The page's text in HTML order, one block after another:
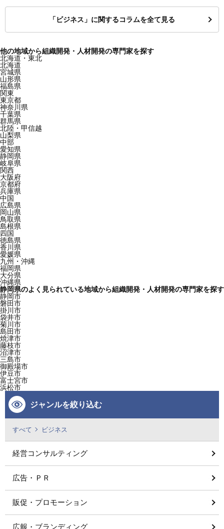
「ビジネス」に関するコラムを全て見る
他の地域から組織開発・人材開発の専門家を探す
北海道・東北
北海道
宮城県
山形県
福島県
関東
東京都
神奈川県
千葉県
群馬県
北陸・甲信越
山梨県
中部
愛知県
静岡県
岐阜県
関西
大阪府
京都府
兵庫県
中国
広島県
岡山県
鳥取県
島根県
四国
徳島県
香川県
愛媛県
九州・沖縄
福岡県
大分県
沖縄県
静岡県のよく見られている地域から組織開発・人材開発の専門家を探す
静岡市
磐田市
掛川市
袋井市
菊川市
島田市
焼津市
藤枝市
沼津市
三島市
御殿場市
伊豆市
富士宮市
浜松市
ジャンルを絞り込む
すべて ビジネス
経営コンサルティング
広告・ＰＲ
販促・プロモーション
広報・ブランディング